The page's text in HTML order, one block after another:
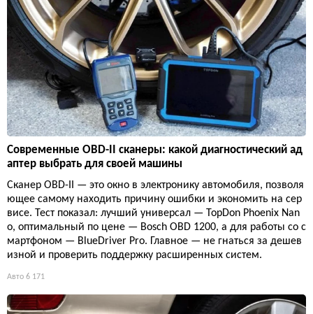
Современные OBD-II сканеры: какой диагностический ад
аптер выбрать для своей машины
Сканер OBD-II — это окно в электронику автомобиля, позволя
ющее самому находить причину ошибки и экономить на сер
висе. Тест показал: лучший универсал — TopDon Phoenix Nan
o, оптимальный по цене — Bosch OBD 1200, а для работы со с
мартфоном — BlueDriver Pro. Главное — не гнаться за дешев
изной и проверить поддержку расширенных систем.
Авто 6 171